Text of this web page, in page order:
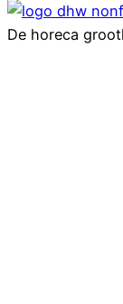
De horeca